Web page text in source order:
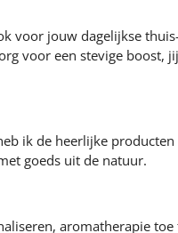
voor jouw dagelijkse
voor een stevige boost,
ik de heerlijke producten
goeds uit de natuur.
aromatherapie toe